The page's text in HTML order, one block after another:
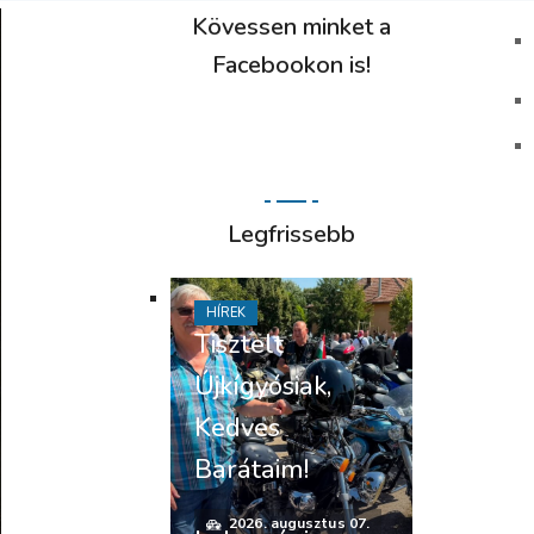
Kövessen minket a
Facebookon is!
Legfrissebb
Tisztelt
Újkígyósiak,
Kedves
Barátaim!
2026. augusztus 07.
HÍREK